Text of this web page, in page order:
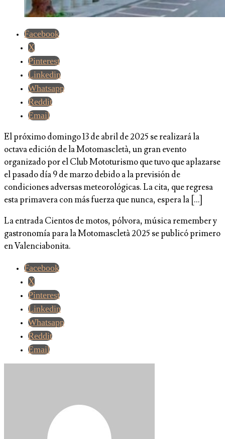
Facebook
X
Pinterest
Linkedin
Whatsapp
Reddit
Email
El próximo domingo 13 de abril de 2025 se realizará la
octava edición de la Motomascletà, un gran evento
organizado por el Club Mototurismo que tuvo que aplazarse
el pasado día 9 de marzo debido a la previsión de
condiciones adversas meteorológicas. La cita, que regresa
esta primavera con más fuerza que nunca, espera la […]
La entrada Cientos de motos, pólvora, música remember y
gastronomía para la Motomascletà 2025 se publicó primero
en Valenciabonita.
Facebook
X
Pinterest
Linkedin
Whatsapp
Reddit
Email